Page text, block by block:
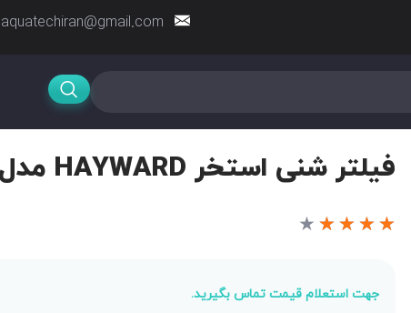
aquatechiran@gmail.com
فیلتر شنی استخر HAYWARD مدل S166T
★
★
★
★
★
جهت استعلام قیمت تماس بگیرید.